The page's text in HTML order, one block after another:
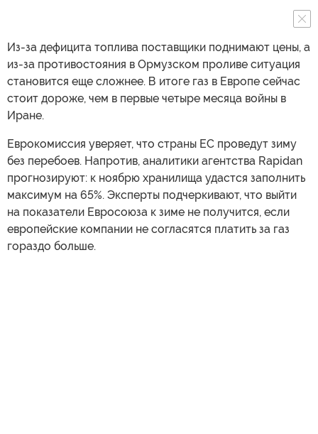
Из-за дефицита топлива поставщики поднимают цены, а
из-за противостояния в Ормузском проливе ситуация
становится еще сложнее. В итоге газ в Европе сейчас
стоит дороже, чем в первые четыре месяца войны в
Иране.
Еврокомиссия уверяет, что страны ЕС проведут зиму
без перебоев. Напротив, аналитики агентства Rapidan
прогнозируют: к ноябрю хранилища удастся заполнить
максимум на 65%. Эксперты подчеркивают, что выйти
на показатели Евросоюза к зиме не получится, если
европейские компании не согласятся платить за газ
гораздо больше.